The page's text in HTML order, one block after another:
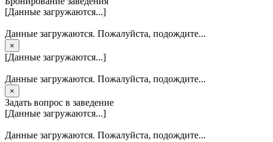
[Данные загружаются...]
Данные загружаются. Пожалуйста, подождите...
×
[Данные загружаются...]
Данные загружаются. Пожалуйста, подождите...
×
Задать вопрос в заведение
[Данные загружаются...]
Данные загружаются. Пожалуйста, подождите...